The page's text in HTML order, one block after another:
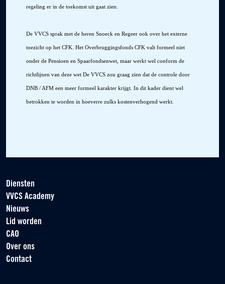
regeling er in de toekomst uit gaat zien.
De VVCS sprak met de heren Snoeck en Regeer ook over het externe
toezicht op het CFK. Het Overbruggingsfonds CFK valt formeel niet
onder de Pensioen en Spaarfondsenwet, maar werkt wel conform de
richtlijnen van deze wet De VVCS zou graag zien dat de controle door
DNB / AFM een meer formeel karakter krijgt. In dit kader dient wel
betrokken te worden in hoeverre zulks kostenverhogend werkt.
Diensten
VVCS Academy
Nieuws
Lid worden
CAO
Over ons
Contact